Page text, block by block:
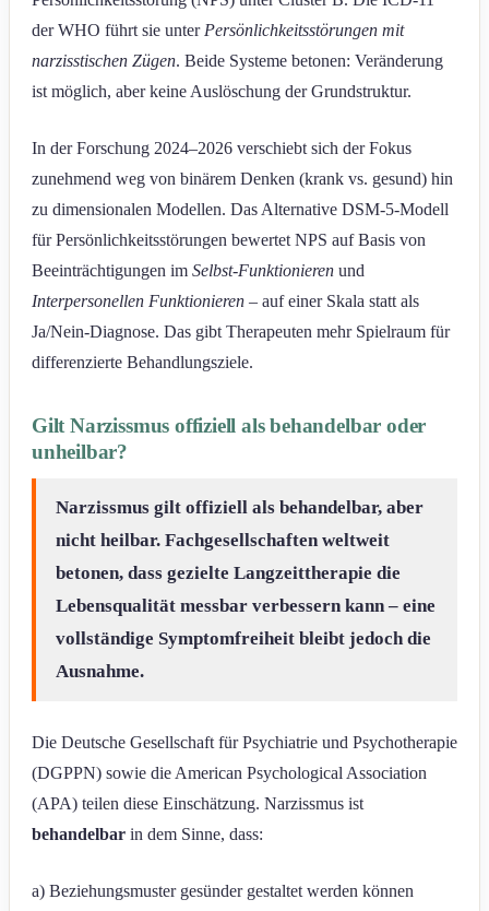
der WHO führt sie unter Persönlichkeitsstörungen mit
narzisstischen Zügen. Beide Systeme betonen: Veränderung
ist möglich, aber keine Auslöschung der Grundstruktur.
In der Forschung 2024–2026 verschiebt sich der Fokus
zunehmend weg von binärem Denken (krank vs. gesund) hin
zu dimensionalen Modellen. Das Alternative DSM-5-Modell
für Persönlichkeitsstörungen bewertet NPS auf Basis von
Beeinträchtigungen im Selbst-Funktionieren und
Interpersonellen Funktionieren – auf einer Skala statt als
Ja/Nein-Diagnose. Das gibt Therapeuten mehr Spielraum für
differenzierte Behandlungsziele.
Gilt Narzissmus offiziell als behandelbar oder
unheilbar?
Narzissmus gilt offiziell als behandelbar, aber
nicht heilbar. Fachgesellschaften weltweit
betonen, dass gezielte Langzeittherapie die
Lebensqualität messbar verbessern kann – eine
vollständige Symptomfreiheit bleibt jedoch die
Ausnahme.
Die Deutsche Gesellschaft für Psychiatrie und Psychotherapie
(DGPPN) sowie die American Psychological Association
(APA) teilen diese Einschätzung. Narzissmus ist
behandelbar in dem Sinne, dass:
a) Beziehungsmuster gesünder gestaltet werden können